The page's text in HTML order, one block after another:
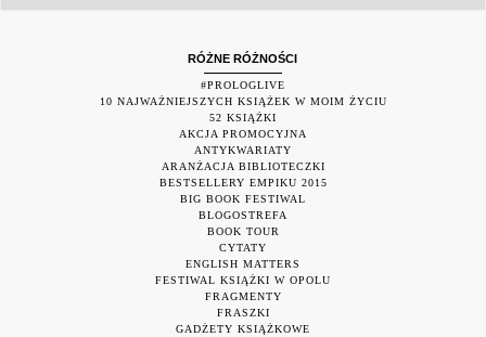
RÓŻNE RÓŻNOŚCI
#PROLOGLIVE
10 NAJWAŻNIEJSZYCH KSIĄŻEK W MOIM ŻYCIU
52 KSIĄŻKI
AKCJA PROMOCYJNA
ANTYKWARIATY
ARANŻACJA BIBLIOTECZKI
BESTSELLERY EMPIKU 2015
BIG BOOK FESTIWAL
BLOGOSTREFA
BOOK TOUR
CYTATY
ENGLISH MATTERS
FESTIWAL KSIĄŻKI W OPOLU
FRAGMENTY
FRASZKI
GADŻETY KSIĄŻKOWE